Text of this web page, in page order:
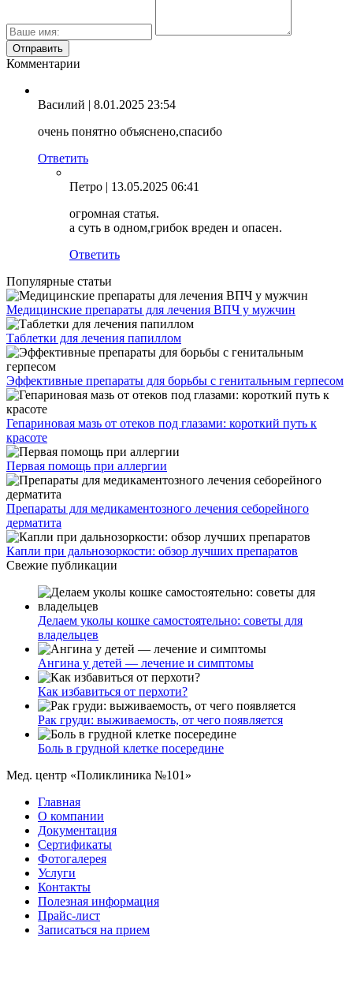
Комментарии
Василий | 8.01.2025 23:54
очень понятно объяснено,спасибо
Ответить
Петро | 13.05.2025 06:41
огромная статья.
а суть в одном,грибок вреден и опасен.
Ответить
Популярные статьи
Медицинские препараты для лечения ВПЧ у мужчин
Таблетки для лечения папиллом
Эффективные препараты для борьбы с генитальным герпесом
Гепариновая мазь от отеков под глазами: короткий путь к
красоте
Первая помощь при аллергии
Препараты для медикаментозного лечения себорейного
дерматита
Капли при дальнозоркости: обзор лучших препаратов
Свежие публикации
Делаем уколы кошке самостоятельно: советы для
владельцев
Ангина у детей — лечение и симптомы
Как избавиться от перхоти?
Рак груди: выживаемость, от чего появляется
Боль в грудной клетке посередине
Мед. центр «Поликлиника №101»
Главная
О компании
Документация
Сертификаты
Фотогалерея
Услуги
Контакты
Полезная информация
Прайс-лист
Записаться на прием